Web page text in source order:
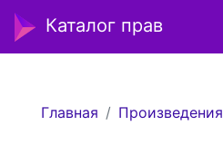
Каталог прав
Главная Произведения